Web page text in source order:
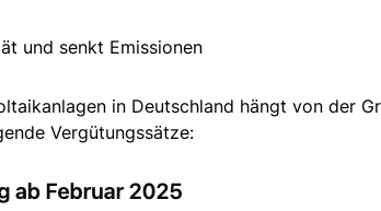
und senkt Emissionen
in Deutschland hängt von der
Vergütungssätze: